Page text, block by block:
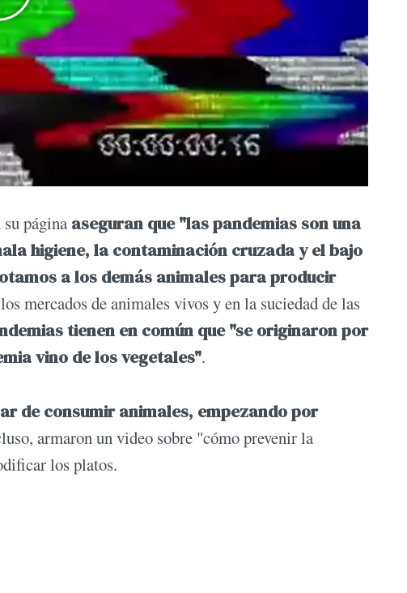
página aseguran que "las pandemias son una
higiene, la contaminación cruzada y el bajo
a los demás animales para producir
mercados de animales vivos y en la suciedad de las
tienen en común que "se originaron por
vino de los vegetales".
de consumir animales, empezando por
armaron un video sobre "cómo prevenir la
los platos.